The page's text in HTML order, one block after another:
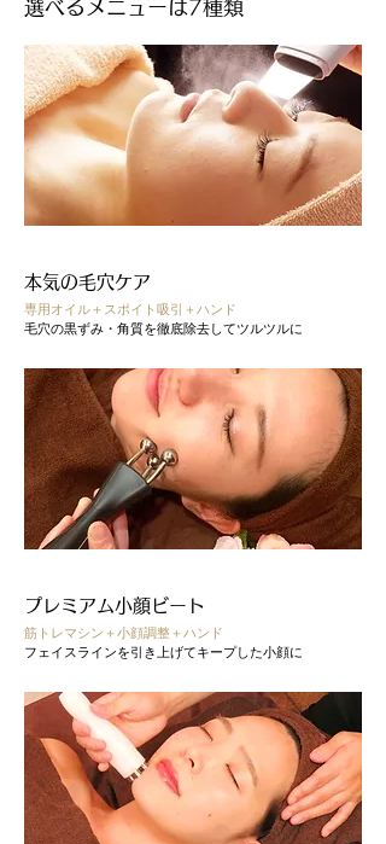
選べるメニューは7種類
本気の毛穴ケア
専用オイル＋スポイト吸引＋ハンド
毛穴の黒ずみ・角質を徹底除去してツルツルに
プレミアム小顔ビート
筋トレマシン＋小顔調整＋ハンド
フェイスラインを引き上げてキープした小顔に